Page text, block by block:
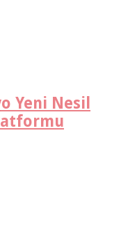
Yeni Nesil